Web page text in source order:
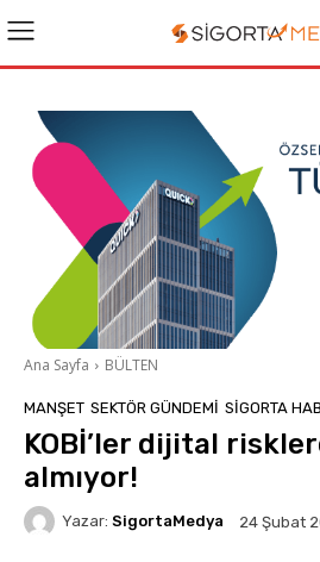
Ana Sayfa BÜLTEN
MANŞET SEKTÖR GÜNDEMİ SIGORTA
KOBİ’ler dijital
almıyor!
Yazar: SigortaMedya 24 Şubat